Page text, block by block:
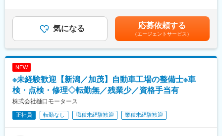
■納入システム事例：
・パーキングシステム（駐車場管理システム） ・監視／防犯カ
メラシステム ・ビジネスホン／テレビ会議システム
・有線ネットワーク設備 ・タクシー配車システム ・バス・ト
などなど
変更の範囲：会社の定める業務
場）から修理の依頼を受けたら、社有車で現場に向かい、修理／
メンテナンスを行います。
・機械の販売に伴う設置工事を行う際の現場立会い、下請業者の
安全管理、機械設置後の試運転／操作説明を行います。
＜取扱製品＞
岐に渡ります。
＜出張＞
日帰り出張が発生します。長期に渡る出張が発生する場合は稀で
す。また、多くは社用車を利用した直行直帰での勤務です。
＜夜間や休日の呼び出し＞
基本的にはございません。担当機械の緊急対応が必要となった場
ンス手当（8,000円／月、2年目以降 15,000円／月）■昇給：年1
回■賞与：年2回（昨年度実績5.0ヶ月）賃金はあくまでも目安の金
額であり、選考を通じて上下する可能性があります。月給(月額)は
固定手当を含めた表記です。
気になる 応募依頼する
（エージェントサービス）
NEW
※未経験歓迎【新潟／加茂】自動車工場の整備士※車
検・点検・修理◇転勤無／残業少／資格手当有
株式会社樋口モータース
正社員 転勤なし 職種未経験歓迎 業種未経験歓迎